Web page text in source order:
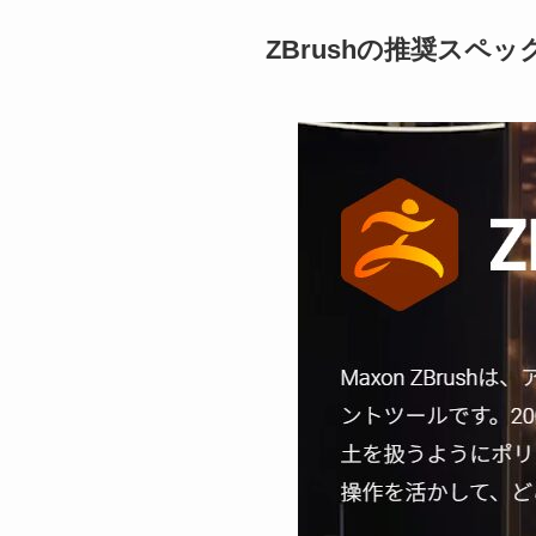
ZBrushの推奨スペッ